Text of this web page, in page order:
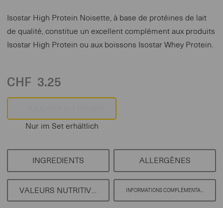
Isostar High Protein Noisette, à base de protéines de lait
de qualité, constitue un excellent complément aux produits
Isostar High Protein ou aux boissons Isostar Whey Protein.
CHF 3.25
Nur im Set erhältlich
INGREDIENTS ALLERGÈNES
VALEURS NUTRITIVES INFORMATIONS COMPLÉMENTAIRES